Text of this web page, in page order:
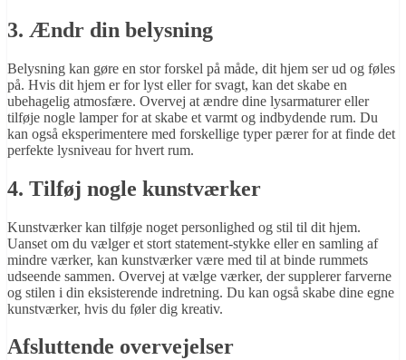
3. Ændr din belysning
Belysning kan gøre en stor forskel på måde, dit hjem ser ud og føles
på. Hvis dit hjem er for lyst eller for svagt, kan det skabe en
ubehagelig atmosfære. Overvej at ændre dine lysarmaturer eller
tilføje nogle lamper for at skabe et varmt og indbydende rum. Du
kan også eksperimentere med forskellige typer pærer for at finde det
perfekte lysniveau for hvert rum.
4. Tilføj nogle kunstværker
Kunstværker kan tilføje noget personlighed og stil til dit hjem.
Uanset om du vælger et stort statement-stykke eller en samling af
mindre værker, kan kunstværker være med til at binde rummets
udseende sammen. Overvej at vælge værker, der supplerer farverne
og stilen i din eksisterende indretning. Du kan også skabe dine egne
kunstværker, hvis du føler dig kreativ.
Afsluttende overvejelser